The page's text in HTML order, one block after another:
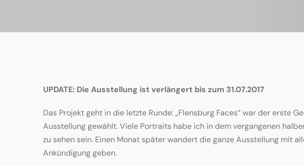
UPDATE: Die Ausstellung ist verlängert bis zum 31.07.2017
Das Projekt geht in die letzte Runde: „Flensburg Faces“ war der erste
Ausstellung gewählt. Viele Portraits habe ich in dem vergangenen
zu sehen sein. Einen Monat später wandert die ganze Ausstellung mit
Ankündigung geben.